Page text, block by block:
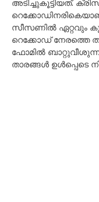
അടിച്ചുകൂട്ടിയത്.
സീസണിൽ ഏറ്റവും
റെക്കോഡ് നേരത്തെ
ഫോമിൽ
താരങ്ങൾ ഉൾപ്പെടെ